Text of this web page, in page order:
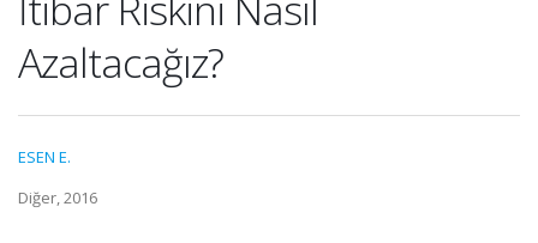
Azaltacağız?
ESEN E.
Diğer, 2016